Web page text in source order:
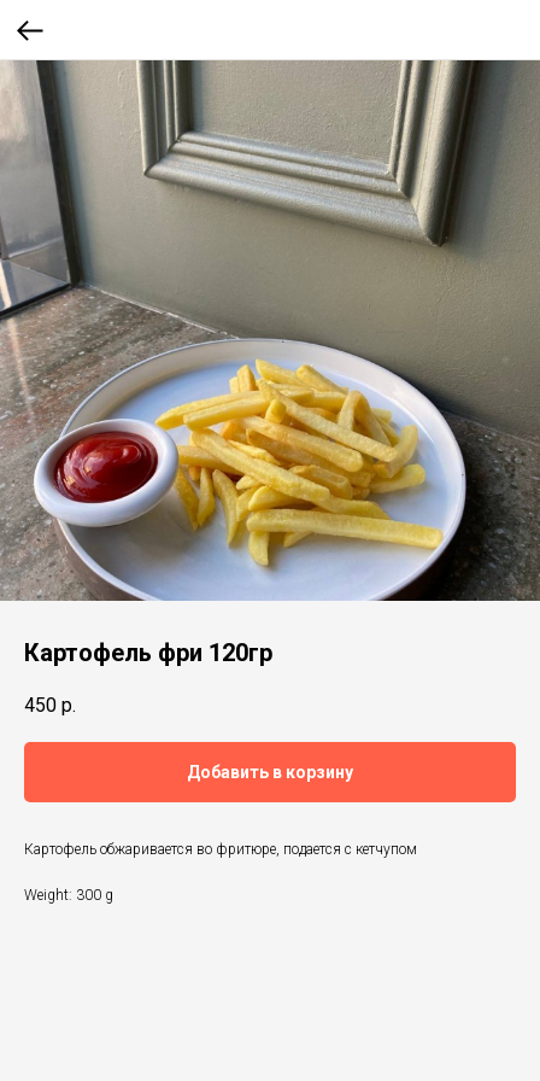
Картофель фри 120гр
450 р.
Добавить в корзину
Картофель обжаривается во фритюре, подается с кетчупом
Weight: 300 g